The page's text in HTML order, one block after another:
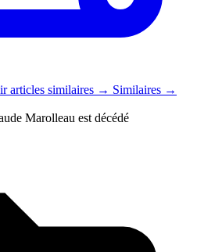
articles similaires → Similaires →